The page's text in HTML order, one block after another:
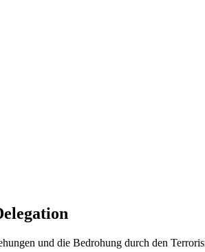
und die Bedrohung durch den